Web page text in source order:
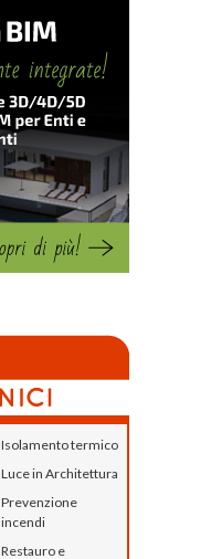
Isolamento termico
Luce in Architettura
Prevenzione
incendi
Restauro e